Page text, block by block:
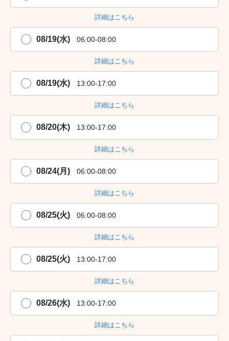
詳細はこちら
08/19(水) 06:00-08:00
詳細はこちら
08/19(水) 13:00-17:00
詳細はこちら
08/20(木) 13:00-17:00
詳細はこちら
08/24(月) 06:00-08:00
詳細はこちら
08/25(火) 06:00-08:00
詳細はこちら
08/25(火) 13:00-17:00
詳細はこちら
08/26(水) 13:00-17:00
詳細はこちら